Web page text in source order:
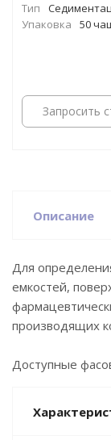
Тип
Упаковка
50
Запросить
Описание
Для
емкостей,
производящих
Доступные